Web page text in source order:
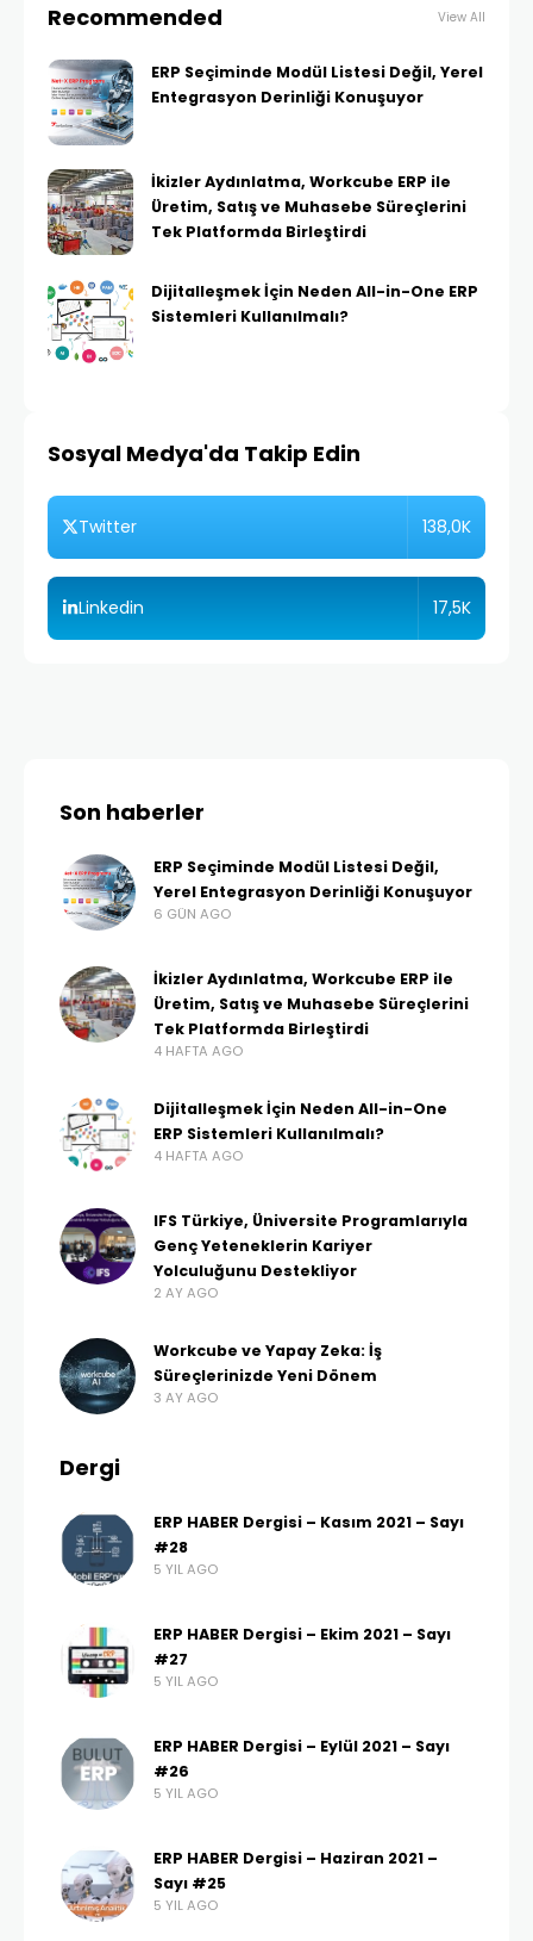
Recommended View All
ERP Seçiminde Modül Listesi Değil, Yerel
Entegrasyon Derinliği Konuşuyor
İkizler Aydınlatma, Workcube ERP ile
Üretim, Satış ve Muhasebe Süreçlerini
Tek Platformda Birleştirdi
Dijitalleşmek İçin Neden All-in-One ERP
Sistemleri Kullanılmalı?
Sosyal Medya'da Takip Edin
Twitter 138,0K
Linkedin 17,5K
Son haberler
ERP Seçiminde Modül Listesi Değil,
Yerel Entegrasyon Derinliği Konuşuyor
6 GÜN AGO
İkizler Aydınlatma, Workcube ERP ile
Üretim, Satış ve Muhasebe Süreçlerini
Tek Platformda Birleştirdi
4 HAFTA AGO
Dijitalleşmek İçin Neden All-in-One
ERP Sistemleri Kullanılmalı?
4 HAFTA AGO
IFS Türkiye, Üniversite Programlarıyla
Genç Yeteneklerin Kariyer
Yolculuğunu Destekliyor
2 AY AGO
Workcube ve Yapay Zeka: İş
Süreçlerinizde Yeni Dönem
3 AY AGO
Dergi
ERP HABER Dergisi – Kasım 2021 – Sayı
#28
5 YIL AGO
ERP HABER Dergisi – Ekim 2021 – Sayı
#27
5 YIL AGO
ERP HABER Dergisi – Eylül 2021 – Sayı
#26
5 YIL AGO
ERP HABER Dergisi – Haziran 2021 –
Sayı #25
5 YIL AGO